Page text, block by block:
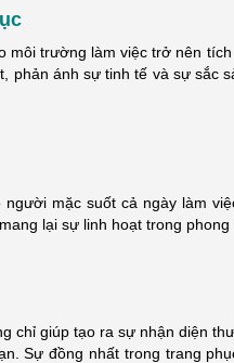
ĐỂ
Cập nhật các mẫu áo
môi trường làm việc trở nên
phản ánh sự tinh tế và sự sắc
mặc suốt cả ngày làm
lại sự linh hoạt trong phong
chỉ giúp tạo ra sự nhận diện
Sự đồng nhất trong trang